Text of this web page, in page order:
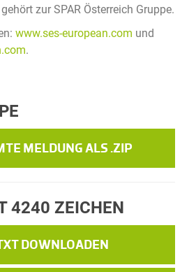
zur SPAR Österreich Gruppe.
www.ses-european.com und
.
MELDUNG ALS .ZIP
4240 ZEICHEN
DOWNLOADEN